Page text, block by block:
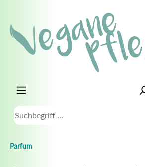
Parfum